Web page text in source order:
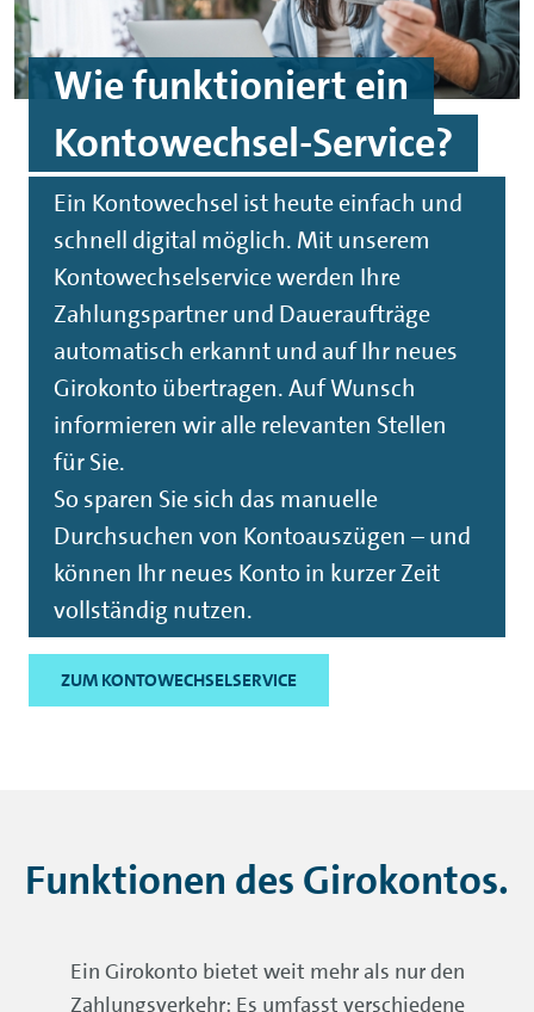
Wie funktioniert ein
Kontowechsel-Service?
Ein Kontowechsel ist heute einfach und
schnell digital möglich. Mit unserem
Kontowechselservice werden Ihre
Zahlungspartner und Daueraufträge
automatisch erkannt und auf Ihr neues
Girokonto übertragen. Auf Wunsch
informieren wir alle relevanten Stellen
für Sie.
So sparen Sie sich das manuelle
Durchsuchen von Kontoauszügen – und
können Ihr neues Konto in kurzer Zeit
vollständig nutzen.
ZUM KONTOWECHSELSERVICE
Funktionen des Girokontos.
Ein Girokonto bietet weit mehr als nur den
Zahlungsverkehr: Es umfasst verschiedene